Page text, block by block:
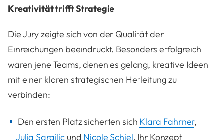
Kreativität trifft Strategie
Die Jury zeigte sich von der Qualität der
Einreichungen beeindruckt. Besonders erfolgreich
waren jene Teams, denen es gelang, kreative Ideen
mit einer klaren strategischen Herleitung zu
verbinden:
Den ersten Platz sicherten sich Klara Fahrner,
Julia Sarajlic und Nicole Schiel. Ihr Konzept